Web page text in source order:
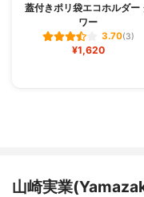
蓋付きポリ袋エコホルダー
ワー
3.70(3)
¥1,620
山崎実業